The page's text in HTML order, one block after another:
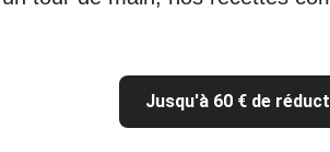
Jusqu'à 60 € de